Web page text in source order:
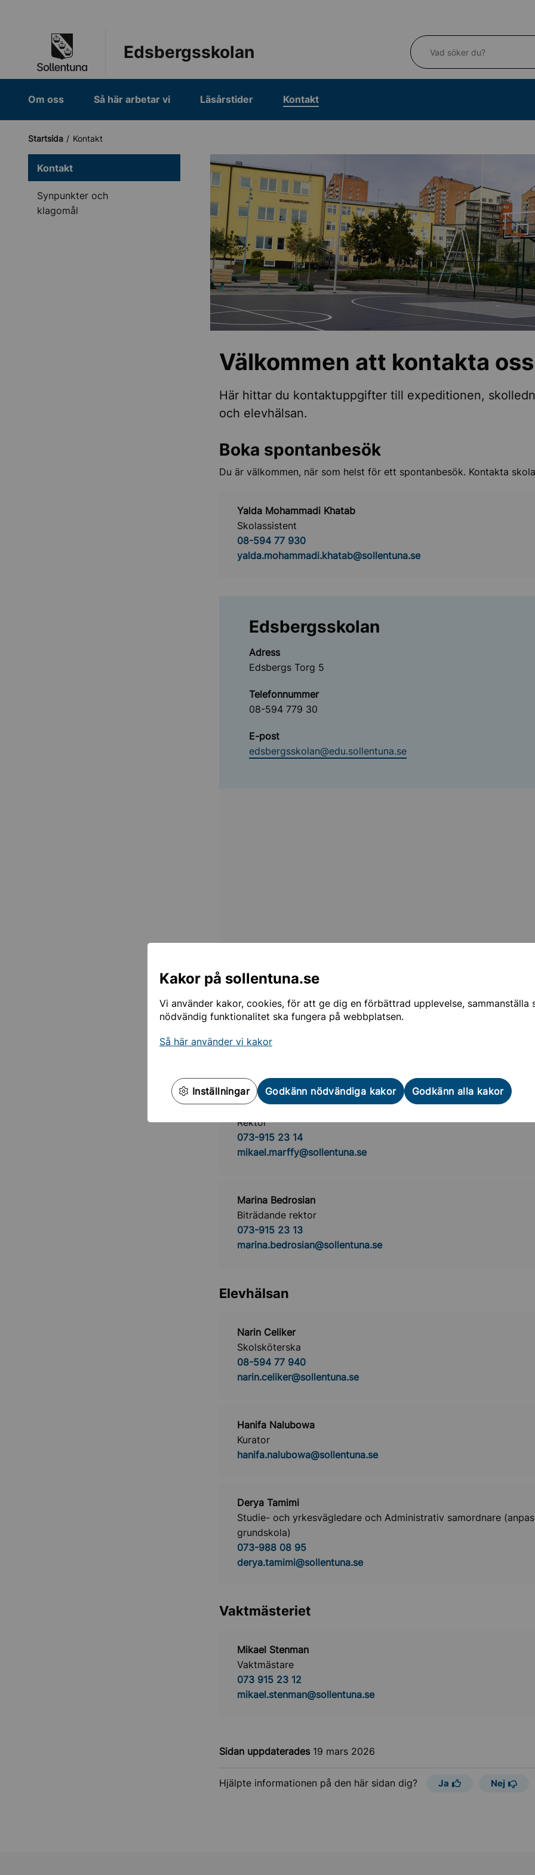
Kakor på sollentuna.se
Vi använder kakor, cookies, för att ge dig en förbättrad upplevelse,
nödvändig funktionalitet ska fungera på webbplatsen.
Så här använder vi kakor
Inställningar Godkänn nödvändiga kakor Godkänn alla kakor
Edsbergsskolan Vad söker du?
Om oss Så här arbetar vi Läsårstider Kontakt
Startsida Kontakt
Kontakt
Synpunkter och
klagomål
Välkommen att kontakta oss
Här hittar du kontaktuppgifter till expeditionen,
och elevhälsan.
Boka spontanbesök
Du är välkommen, när som helst för ett spontanbesök. Kontakta
Yalda Mohammadi Khatab
Skolassistent
08-594 77 930
yalda.mohammadi.khatab@sollentuna.se
Edsbergsskolan
Adress
Edsbergs Torg 5
Telefonnummer
08-594 779 30
E-post
edsbergsskolan@edu.sollentuna.se
Edsbergs centrum. Parkerar gör du enklast i Edsbergs centrum.
skiva.
Mikael Marffy
Rektor
073-915 23 14
mikael.marffy@sollentuna.se
Marina Bedrosian
Biträdande rektor
073-915 23 13
marina.bedrosian@sollentuna.se
Elevhälsan
Narin Celiker
Skolsköterska
08-594 77 940
narin.celiker@sollentuna.se
Hanifa Nalubowa
Kurator
hanifa.nalubowa@sollentuna.se
Derya Tamimi
Studie- och yrkesvägledare och Administrativ samordnare
grundskola)
073-988 08 95
derya.tamimi@sollentuna.se
Vaktmästeriet
Mikael Stenman
Vaktmästare
073 915 23 12
mikael.stenman@sollentuna.se
Sidan uppdaterades 19 mars 2026
Hjälpte informationen på den här sidan dig? Ja Nej